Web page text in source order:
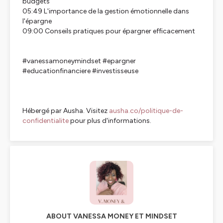
05:49 L'importance de la gestion émotionnelle dans
l'épargne
09:00 Conseils pratiques pour épargner efficacement
#vanessamoneymindset #epargner
#educationfinanciere #investisseuse
Hébergé par Ausha. Visitez ausha.co/politique-de-
confidentialitepour plus d'informations.
ABOUT VANESSA MONEY ET MINDSET